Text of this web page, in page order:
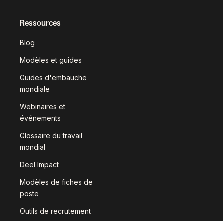
Ressources
Blog
Modèles et guides
Guides d'embauche
mondiale
Webinaires et
événements
Glossaire du travail
mondial
Deel Impact
Modèles de fiches de
poste
Outils de recrutement